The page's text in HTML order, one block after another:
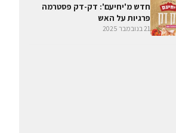
חדש מ'יחיעם': דק-דק פסטרמה
פרגיות על האש
21 בנובמבר 2025